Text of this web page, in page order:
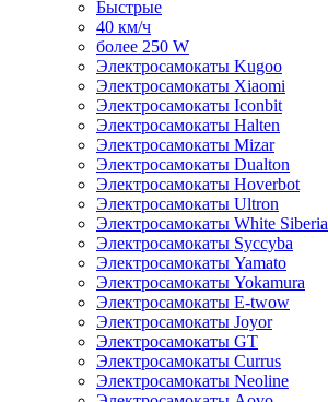
Быстрые
40 км/ч
более 250 W
Электросамокаты Kugoo
Электросамокаты Xiaomi
Электросамокаты Iconbit
Электросамокаты Halten
Электросамокаты Mizar
Электросамокаты Dualton
Электросамокаты Hoverbot
Электросамокаты Ultron
Электросамокаты White Siberia
Электросамокаты Syccyba
Электросамокаты Yamato
Электросамокаты Yokamura
Электросамокаты E-twow
Электросамокаты Joyor
Электросамокаты GT
Электросамокаты Currus
Электросамокаты Neoline